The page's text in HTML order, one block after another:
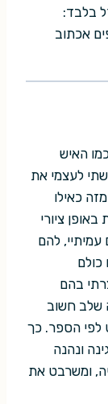
בלבד:
אכתוב
האיש
לעצמי את
כאילו
ציורי
עמיתיי, להם
כולם
בהם
שלב חשוב
לפי הספר. כך
ונהנה
ומשרבט את